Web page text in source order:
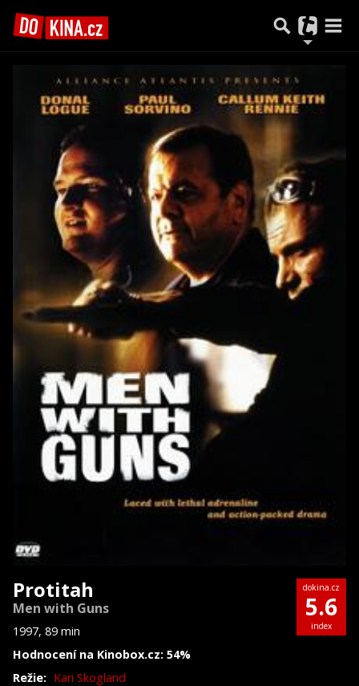
Protitah
Men with Guns
1997, 89 min
Hodnocení na Kinobox.cz: 54%
dokina.cz
5.6
index
Režie: Kari Skogland